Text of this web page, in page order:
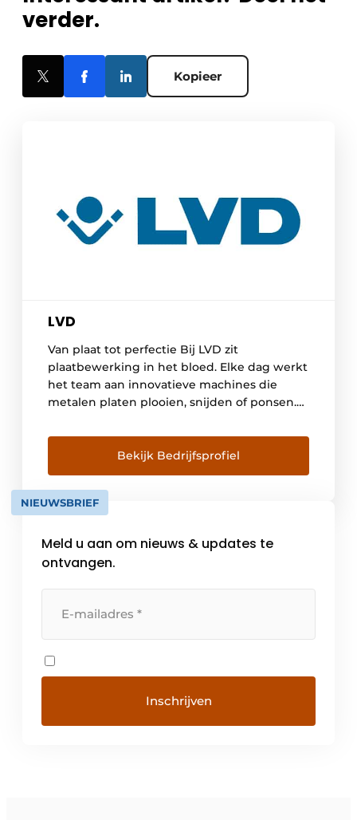
verder.
Kopieer
LVD
Van plaat tot perfectie Bij LVD zit
plaatbewerking in het bloed. Elke dag werkt
het team aan innovatieve machines die
metalen platen plooien, snijden of ponsen.
software: alles draait bij LVD om een vlotte,
nauwkeurige productieflow. Machines die
het verschil maken: Altijd in beweging Als
onafhankelijk familiebedrijf – intussen geleid
[…]
Bekijk Bedrijfsprofiel
NIEUWSBRIEF
Meld u aan om nieuws & updates te
ontvangen.